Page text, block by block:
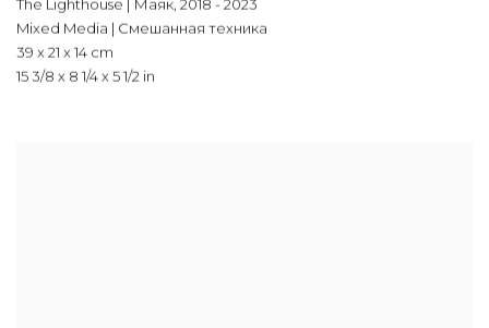
The Lighthouse | Маяк, 2018 - 2023
Mixed Media | Смешанная техника
39 x 21 x 14 cm
15 3/8 x 8 1/4 x 5 1/2 in